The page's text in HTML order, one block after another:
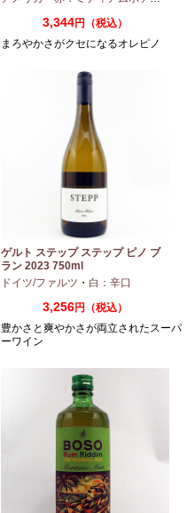
3,344円（税込）
まろやかさがクセになるオレピノ
ゲルト ステップ ステップ ピノ ブ
ラン 2023 750ml
ドイツ/ファルツ ・ 白：辛口
3,256円（税込）
豊かさと爽やかさが両立されたスーパ
ーワイン